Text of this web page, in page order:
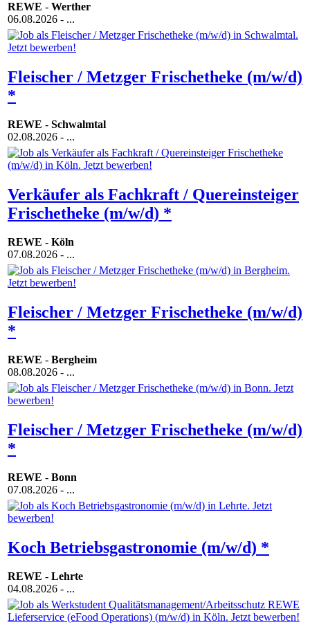
REWE - Werther
06.08.2026 - ...
Fleischer / Metzger Frischetheke (m/w/d)
*
REWE - Schwalmtal
02.08.2026 - ...
Verkäufer als Fachkraft / Quereinsteiger
Frischetheke (m/w/d) *
REWE - Köln
07.08.2026 - ...
Fleischer / Metzger Frischetheke (m/w/d)
*
REWE - Bergheim
08.08.2026 - ...
Fleischer / Metzger Frischetheke (m/w/d)
*
REWE - Bonn
07.08.2026 - ...
Koch Betriebsgastronomie (m/w/d) *
REWE - Lehrte
04.08.2026 - ...